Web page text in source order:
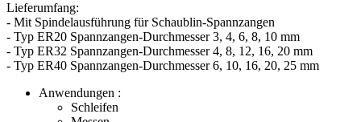
Lieferumfang:
- Mit Spindelausführung für Schaublin-Spannzangen
- Typ ER20 Spannzangen-Durchmesser 3, 4, 6, 8, 10 mm
- Typ ER32 Spannzangen-Durchmesser 4, 8, 12, 16, 20 mm
- Typ ER40 Spannzangen-Durchmesser 6, 10, 16, 20, 25 mm
Anwendungen :
Schleifen